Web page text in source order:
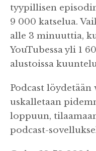
tyypillisen
9 000 katselua.
alle 3 minuuttia,
YouTubessa yli 1
alustoissa
Podcast
uskalletaan
loppuun,
podcast-